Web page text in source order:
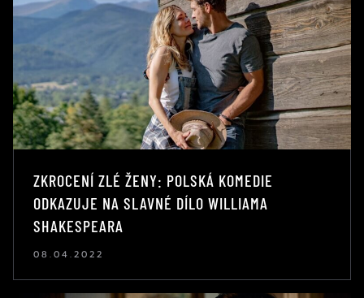
ZKROCENÍ ZLÉ ŽENY: POLSKÁ KOMEDIE
ODKAZUJE NA SLAVNÉ DÍLO WILLIAMA
SHAKESPEARA
08.04.2022